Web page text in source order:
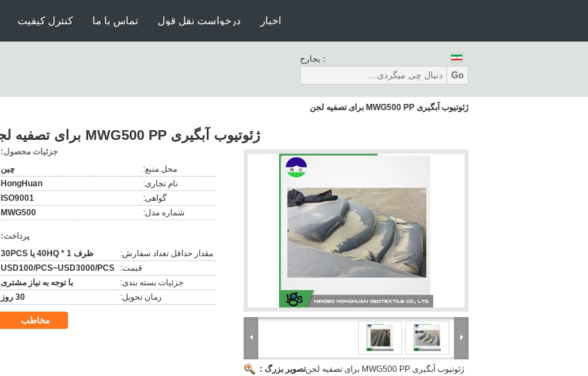
کنترل کیفیت تماس با ما درخواست نقل قول اخبار
حراجی：
Go
ژئوتیوب آبگیری MWG500 PP برای تصفیه لجن
ژئوتیوب آبگیری MWG500 PP برای تصفیه لجن
تصویر بزرگ : ژئوتیوب آبگیری MWG500 PP برای تصفیه لجن
جزئیات محصول:
محل منبع:
چین
نام تجاری:
HongHuan
گواهی:
ISO9001
شماره مدل:
MWG500
پرداخت:
مقدار حداقل تعداد سفارش:
ظرف 1 * 40HQ یا 30PCS
قیمت:
USD100/PCS~USD3000/PCS
جزئیات بسته بندی:
با توجه به نیاز مشتری
زمان تحویل:
30 روز
مخاطب